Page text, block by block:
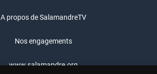
A propos de SalamandreTV
Nos engagements
www.salamandre.org